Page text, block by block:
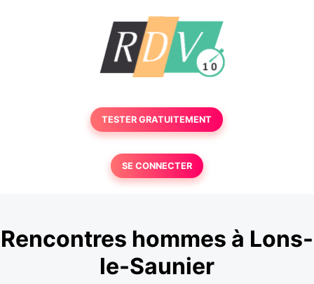
TESTER GRATUITEMENT
SE CONNECTER
Rencontres hommes à Lons-
le-Saunier